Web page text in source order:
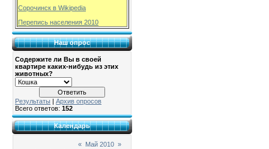
Сорочинск в Wikipedia
Перепись населения 2010
Наш опрос
Содержите ли Вы в своей
квартире каких-нибудь из этих
животных?
Результаты
Архив опросов
Всего ответов: 152
Календарь
« Май 2010 »